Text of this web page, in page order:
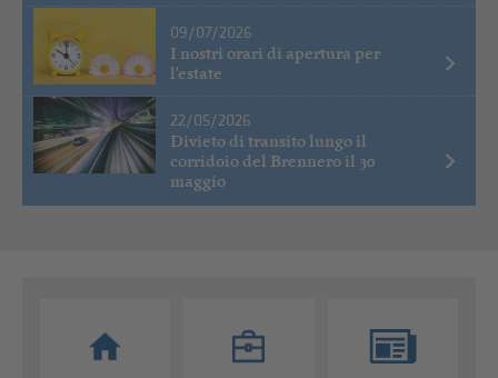
09/07/2026
I nostri orari di apertura per
l'estate
22/05/2026
Divieto di transito lungo il
corridoio del Brennero il 30
maggio